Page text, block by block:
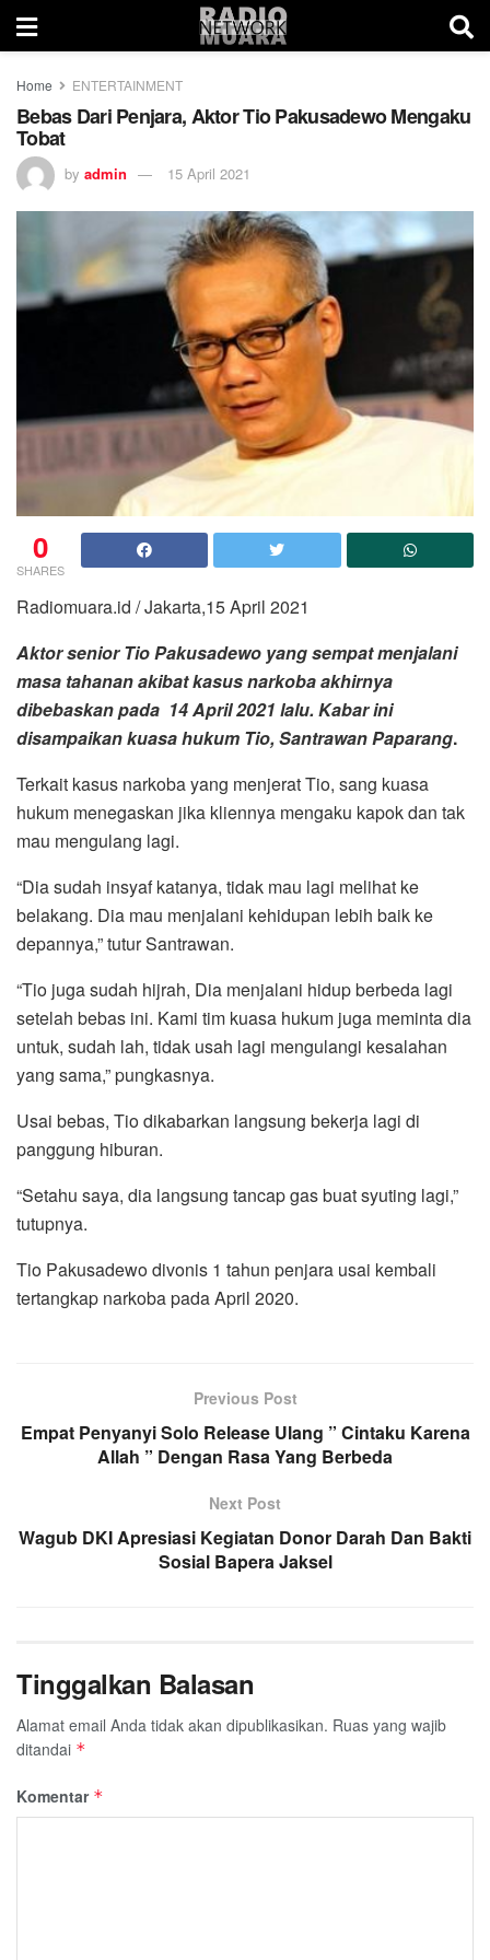
Home ENTERTAINMENT
Bebas Dari Penjara, Aktor Tio Pakusadewo Mengaku
Tobat
by admin 15 April 2021
0
SHARES
Radiomuara.id / Jakarta,15 April 2021
Aktor senior Tio Pakusadewo yang sempat menjalani
masa tahanan akibat kasus narkoba akhirnya
dibebaskan pada 14 April 2021 lalu. Kabar ini
disampaikan kuasa hukum Tio, Santrawan Paparang.
Terkait kasus narkoba yang menjerat Tio, sang kuasa
hukum menegaskan jika kliennya mengaku kapok dan tak
mau mengulang lagi.
“Dia sudah insyaf katanya, tidak mau lagi melihat ke
belakang. Dia mau menjalani kehidupan lebih baik ke
depannya,” tutur Santrawan.
“Tio juga sudah hijrah, Dia menjalani hidup berbeda lagi
setelah bebas ini. Kami tim kuasa hukum juga meminta dia
untuk, sudah lah, tidak usah lagi mengulangi kesalahan
yang sama,” pungkasnya.
Usai bebas, Tio dikabarkan langsung bekerja lagi di
panggung hiburan.
“Setahu saya, dia langsung tancap gas buat syuting lagi,”
tutupnya.
Tio Pakusadewo divonis 1 tahun penjara usai kembali
tertangkap narkoba pada April 2020.
Previous Post
Empat Penyanyi Solo Release Ulang ” Cintaku Karena
Allah ” Dengan Rasa Yang Berbeda
Next Post
Wagub DKI Apresiasi Kegiatan Donor Darah Dan Bakti
Sosial Bapera Jaksel
Tinggalkan Balasan
Alamat email Anda tidak akan dipublikasikan. Ruas yang wajib
ditandai *
Komentar *